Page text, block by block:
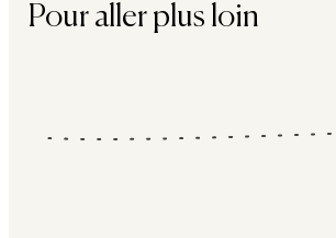
Pour aller plus loin